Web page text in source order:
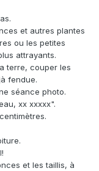
et autres plantes
ou les petites
attrayants.
terre, couper les
fendue.
séance photo.
xx xxxxx".
et les taillis, à